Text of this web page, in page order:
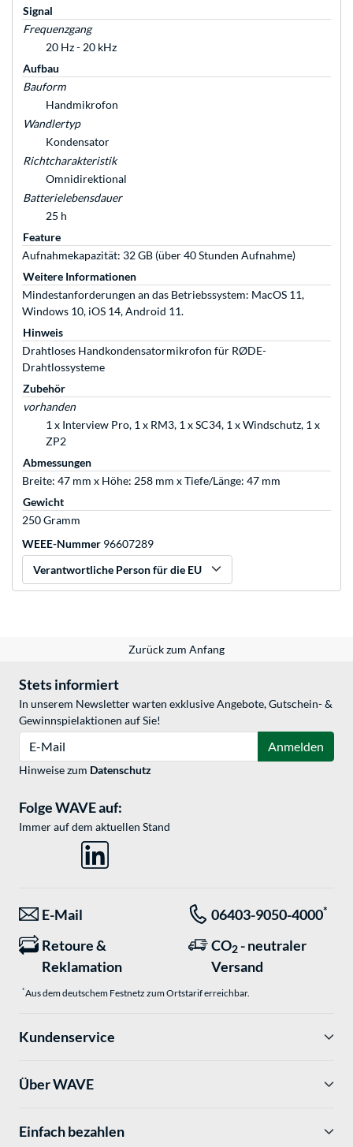
Signal
Frequenzgang
20 Hz - 20 kHz
Aufbau
Bauform
Handmikrofon
Wandlertyp
Kondensator
Richtcharakteristik
Omnidirektional
Batterielebensdauer
25 h
Feature
Aufnahmekapazität: 32 GB (über 40 Stunden Aufnahme)
Weitere Informationen
Mindestanforderungen an das Betriebssystem: MacOS 11,
Windows 10, iOS 14, Android 11.
Hinweis
Drahtloses Handkondensatormikrofon für RØDE-
Drahtlossysteme
Zubehör
vorhanden
1 x Interview Pro, 1 x RM3, 1 x SC34, 1 x Windschutz, 1 x
ZP2
Abmessungen
Breite: 47 mm x Höhe: 258 mm x Tiefe/Länge: 47 mm
Gewicht
250 Gramm
WEEE-Nummer 96607289
Verantwortliche Person für die EU
Zurück zum Anfang
Stets informiert
In unserem Newsletter warten exklusive Angebote, Gutschein- &
Gewinnspielaktionen auf Sie!
Anmelden
Hinweise zum Datenschutz
Folge WAVE auf:
Immer auf dem aktuellen Stand
E-Mail 06403-9050-4000*
Retoure &
Reklamation
CO2 - neutraler
Versand
*Aus dem deutschem Festnetz zum Ortstarif erreichbar.
Kundenservice
Über WAVE
Einfach bezahlen